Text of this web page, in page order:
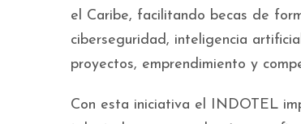
el Caribe, facilitando becas de
ciberseguridad, inteligencia
proyectos, emprendimiento y
Con esta iniciativa el INDOTEL